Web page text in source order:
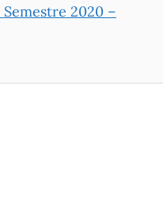
2020 –